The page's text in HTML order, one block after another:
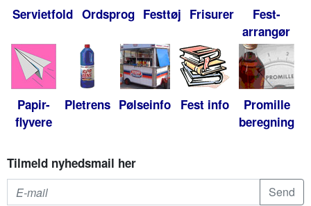
Servietfold Ordsprog Festtøj Frisurer
Fest-
arrangør
Papir-
flyvere
Pletrens Pølseinfo Fest info
Promille
beregning
Tilmeld nyhedsmail her